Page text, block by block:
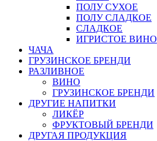
ПОЛУ СУХОЕ
ПОЛУ СЛАДКОЕ
СЛАДКОЕ
ИГРИСТОЕ ВИНО
ЧАЧА
ГРУЗИНСКОЕ БРЕНДИ
РАЗЛИВНОЕ
ВИНО
ГРУЗИНСКОЕ БРЕНДИ
ДРУГИЕ НАПИТКИ
ЛИКЁР
ФРУКТОВЫЙ БРЕНДИ
ДРУГАЯ ПРОДУКЦИЯ